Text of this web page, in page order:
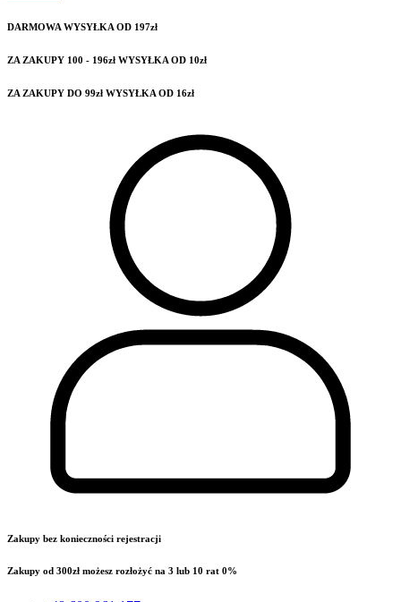
DARMOWA WYSYŁKA OD 197zł
ZA ZAKUPY 100 - 196zł WYSYŁKA OD 10zł
ZA ZAKUPY DO 99zł WYSYŁKA OD 16zł
Zakupy bez konieczności rejestracji
Zakupy od 300zł możesz rozłożyć na 3 lub 10 rat 0%